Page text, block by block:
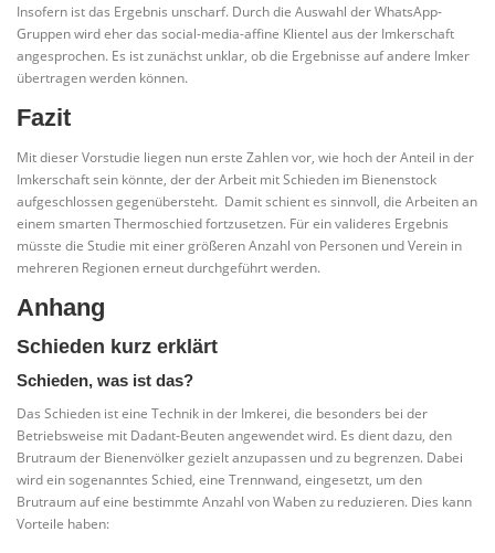
Insofern ist das Ergebnis unscharf. Durch die Auswahl der WhatsApp-
Gruppen wird eher das social-media-affine Klientel aus der Imkerschaft
angesprochen. Es ist zunächst unklar, ob die Ergebnisse auf andere Imker
übertragen werden können.
Fazit
Mit dieser Vorstudie liegen nun erste Zahlen vor, wie hoch der Anteil in der
Imkerschaft sein könnte, der der Arbeit mit Schieden im Bienenstock
aufgeschlossen gegenübersteht. Damit schient es sinnvoll, die Arbeiten an
einem smarten Thermoschied fortzusetzen. Für ein valideres Ergebnis
müsste die Studie mit einer größeren Anzahl von Personen und Verein in
mehreren Regionen erneut durchgeführt werden.
Anhang
Schieden kurz erklärt
Schieden, was ist das?
Das Schieden ist eine Technik in der Imkerei, die besonders bei der
Betriebsweise mit Dadant-Beuten angewendet wird. Es dient dazu, den
Brutraum der Bienenvölker gezielt anzupassen und zu begrenzen. Dabei
wird ein sogenanntes Schied, eine Trennwand, eingesetzt, um den
Brutraum auf eine bestimmte Anzahl von Waben zu reduzieren. Dies kann
Vorteile haben: